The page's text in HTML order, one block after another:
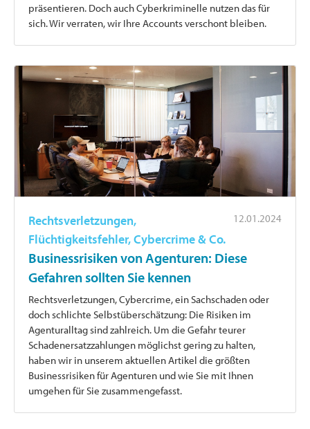
präsentieren. Doch auch Cyberkriminelle nutzen das für
sich. Wir verraten, wir Ihre Accounts verschont bleiben.
12.01.2024
Rechtsverletzungen,
Flüchtigkeitsfehler, Cybercrime & Co.
Businessrisiken von Agenturen: Diese
Gefahren sollten Sie kennen
Rechtsverletzungen, Cybercrime, ein Sachschaden oder
doch schlichte Selbstüberschätzung: Die Risiken im
Agenturalltag sind zahlreich. Um die Gefahr teurer
Schadenersatzzahlungen möglichst gering zu halten,
haben wir in unserem aktuellen Artikel die größten
Businessrisiken für Agenturen und wie Sie mit Ihnen
umgehen für Sie zusammengefasst.